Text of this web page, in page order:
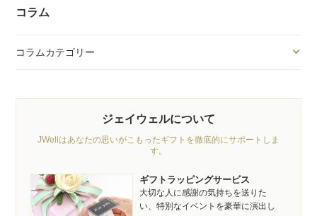
コラム
コラムカテゴリー
ジェイウェルについて
JWellはあなたの思いがこもったギフトを徹底的にサポートしま
す。
ギフトラッピングサービス
大切な人に感謝の気持ちを送りた
い、特別なイベントを豪華に演出し